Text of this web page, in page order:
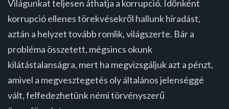
Világunkat teljesen áthatja a korrupció. Időnként
korrupció ellenes törekvésekről hallunk híradást,
aztán a helyzet tovább romlik, világszerte. Bár a
probléma összetett, mégsincs okunk
kilátástalanságra, mert ha megvizsgáljuk azt a pénzt,
amivel a megvesztegetés oly általános jelenséggé
vált, felfedezhetünk némi törvényszerű